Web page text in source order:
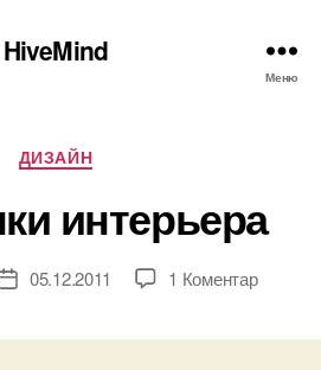
HiveMind
Меню
Категорії
ДИЗАЙН
интерьера
Дата05.12.2011 1 Коментардо